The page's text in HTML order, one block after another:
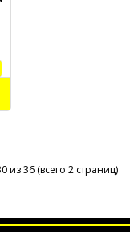
из 36 (всего 2 страниц)